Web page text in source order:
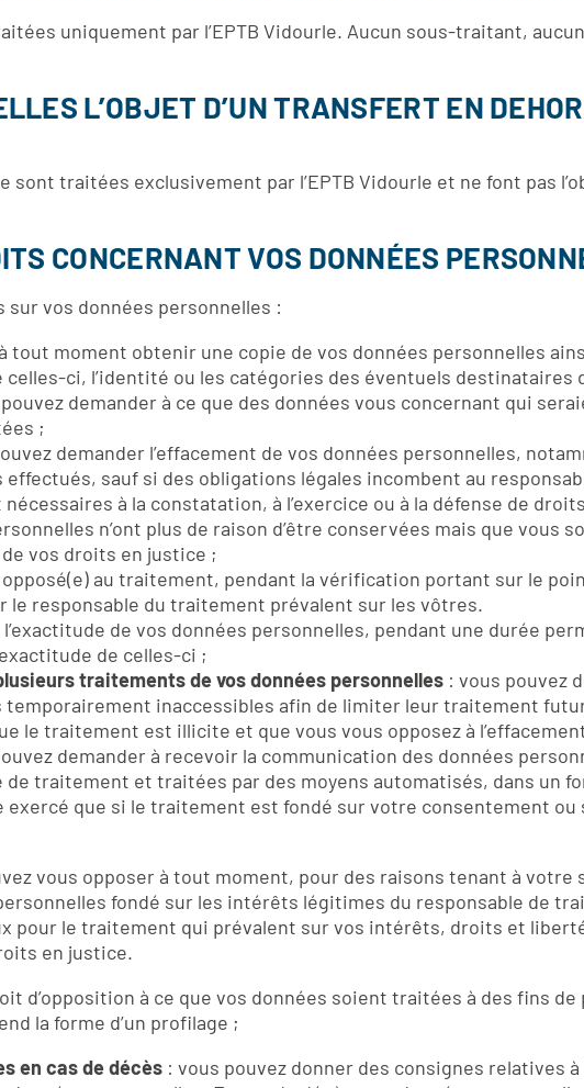
uniquement par l’EPTB Vidourle. Aucun sous-traitant,
L’OBJET D’UN TRANSFERT EN
traitées exclusivement par l’EPTB Vidourle et ne font pas
CONCERNANT VOS DONNÉES
vos données personnelles :
tout moment obtenir une copie de vos données personnelles
celles-ci, l’identité ou les catégories des éventuels destinataires
demander à ce que des données vous concernant qui
;
demander l’effacement de vos données personnelles,
sauf si des obligations légales incombent au
nécessaires à la constatation, à l’exercice ou à la défense de
n’ont plus de raison d’être conservées mais que vous
de vos droits en justice ;
au traitement, pendant la vérification portant sur le
le responsable du traitement prévalent sur les vôtres.
de vos données personnelles, pendant une durée
de celles-ci ;
traitements de vos données personnelles : vous pouvez
temporairement inaccessibles afin de limiter leur traitement
le traitement est illicite et que vous vous opposez à
demander à recevoir la communication des données
de traitement et traitées par des moyens automatisés, dans un
que si le traitement est fondé sur votre consentement ou
vous opposer à tout moment, pour des raisons tenant à
fondé sur les intérêts légitimes du responsable de
pour le traitement qui prévalent sur vos intérêts, droits et
en justice.
d’opposition à ce que vos données soient traitées à des fins
la forme d’un profilage ;
en cas de décès : vous pouvez donner des consignes relatives